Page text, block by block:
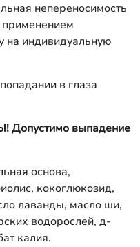
непереносимость
на индивидуальную
в глаза
выпадение
основа,
кокоглюкозид,
лаванды, масло ши,
водорослей, д-
калия.